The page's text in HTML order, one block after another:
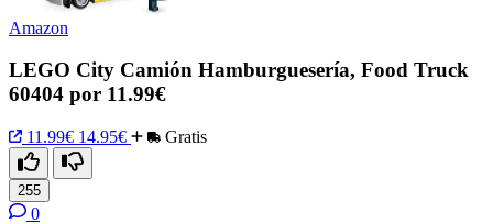
Amazon
LEGO City Camión Hamburguesería, Food Truck
60404 por 11.99€
11.99€ 14.95€ Gratis
255
0